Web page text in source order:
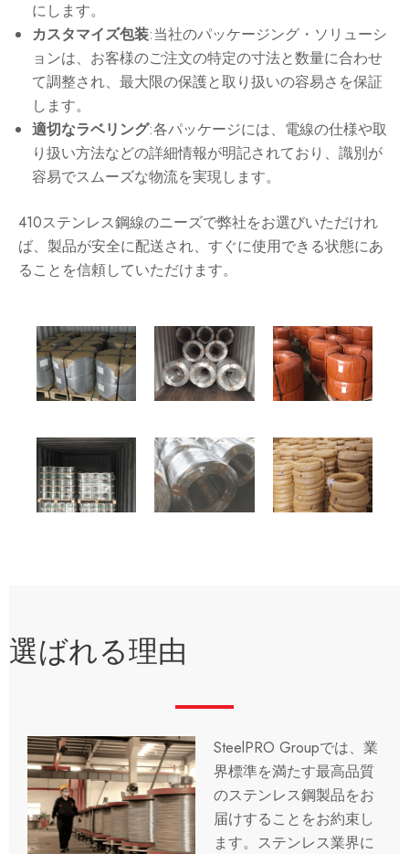
にします。
カスタマイズ包装:当社のパッケージング・ソリューシ
ョンは、お客様のご注文の特定の寸法と数量に合わせ
て調整され、最大限の保護と取り扱いの容易さを保証
します。
適切なラベリング:各パッケージには、電線の仕様や取
り扱い方法などの詳細情報が明記されており、識別が
容易でスムーズな物流を実現します。
410ステンレス鋼線のニーズで弊社をお選びいただけれ
ば、製品が安全に配送され、すぐに使用できる状態にあ
ることを信頼していただけます。
選ばれる理由
SteelPRO Groupでは、業
界標準を満たす最高品質
のステンレス鋼製品をお
届けすることをお約束し
ます。ステンレス業界に